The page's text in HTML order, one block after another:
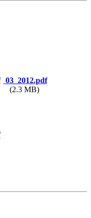
03_2012.pdf
(2.3 MB)